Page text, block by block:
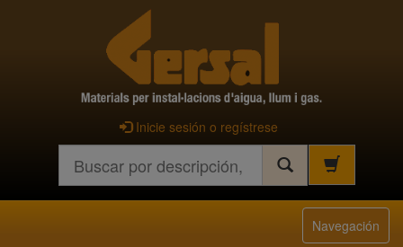
Inicie sesión o regístrese
Navegación